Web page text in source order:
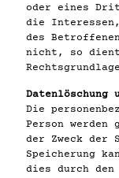
oder eines
die
des
nicht, so
Datenlöschung
Die
Person
der Zweck der
Speicherung
dies durch den